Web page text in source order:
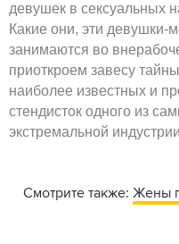
девушек в сексуальных
Какие они, эти девушки-
занимаются во
приоткроем завесу
наиболее известных и
стендисток одного из
экстремальной
Смотрите также: Жены